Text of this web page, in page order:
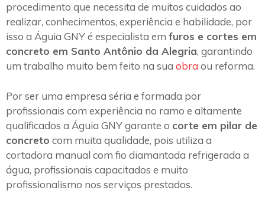
procedimento que necessita de muitos cuidados ao
realizar, conhecimentos, experiência e habilidade, por
isso a Águia GNY é especialista em furos e cortes em
concreto em Santo Antônio da Alegria, garantindo
um trabalho muito bem feito na sua obra ou reforma.
Por ser uma empresa séria e formada por
profissionais com experiência no ramo e altamente
qualificados a Águia GNY garante o corte em pilar de
concreto com muita qualidade, pois utiliza a
cortadora manual com fio diamantada refrigerada a
água, profissionais capacitados e muito
profissionalismo nos serviços prestados.